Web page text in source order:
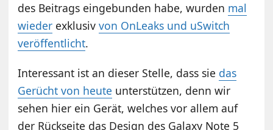
des Beitrags eingebunden habe, wurden mal
wieder exklusivvon OnLeaks und uSwitch
veröffentlicht.
Interessant ist an dieser Stelle, dass sie das
Gerücht von heute unterstützen, denn wir
sehen hier ein Gerät, welches vor allem auf
der Rückseite das Design des Galaxy Note 5